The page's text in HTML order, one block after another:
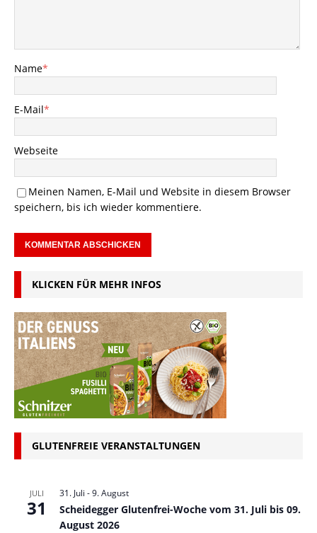
Name*
E-Mail*
Webseite
Meinen Namen, E-Mail und Website in diesem Browser
speichern, bis ich wieder kommentiere.
KLICKEN FÜR MEHR INFOS
GLUTENFREIE VERANSTALTUNGEN
JULI
31
31. Juli -9. August
Scheidegger Glutenfrei-Woche vom 31. Juli bis 09.
August 2026